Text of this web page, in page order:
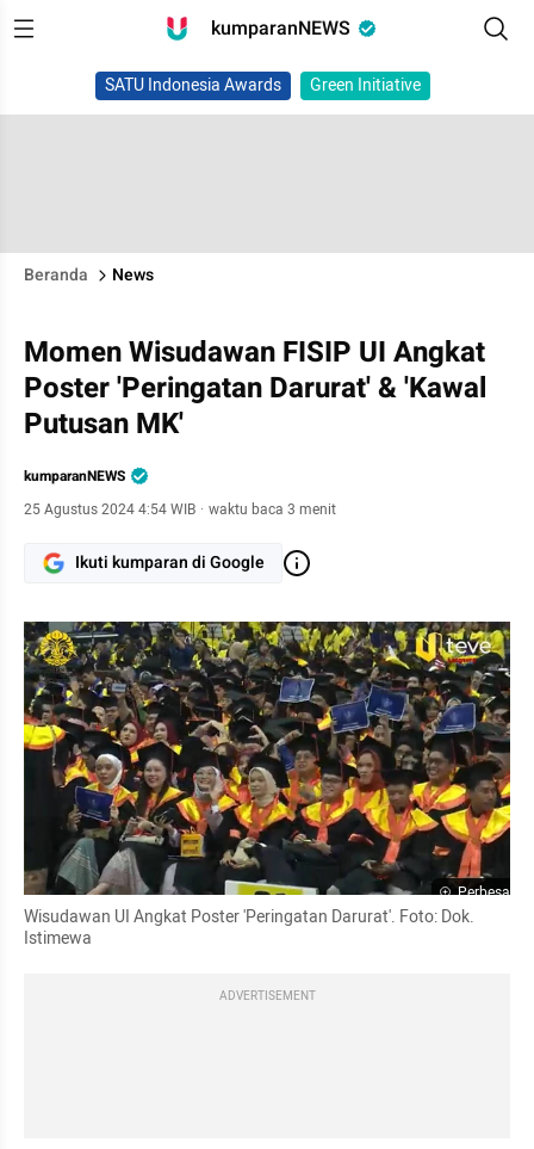
kumparanNEWS
SATU Indonesia Awards Green Initiative
Beranda News
Momen Wisudawan FISIP UI Angkat
Poster 'Peringatan Darurat' & 'Kawal
Putusan MK'
kumparanNEWS
25 Agustus 2024 4:54 WIB · waktu baca 3 menit
Ikuti kumparan di Google
Perbesar
Wisudawan UI Angkat Poster 'Peringatan Darurat'. Foto: Dok.
Istimewa
ADVERTISEMENT